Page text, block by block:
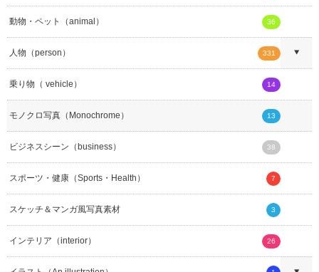
動物・ペット（animal） 36
人物（person） 331
乗り物（ vehicle） 14
モノクロ写真（Monochrome） 13
ビジネスシーン（business） 38
スポーツ・健康（Sports・Health） 7
スケッチ＆マンガ風写真素材 3
インテリア（interior） 26